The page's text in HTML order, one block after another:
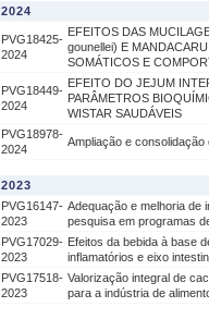
2024
PVG18425-
2024
EFEITOS DAS
gounellei) E
SOMÁTICOS E
PVG18449-
2024
EFEITO DO JEJUM
PARÂMETROS
WISTAR SAUDÁVEIS
PVG18978-
2024
Ampliação e
2023
PVG16147-
2023
Adequação e melhoria de
pesquisa em programas
PVG17029-
2023
Efeitos da bebida à base
inflamatórios e eixo
PVG17518-
2023
Valorização integral de
para a indústria de